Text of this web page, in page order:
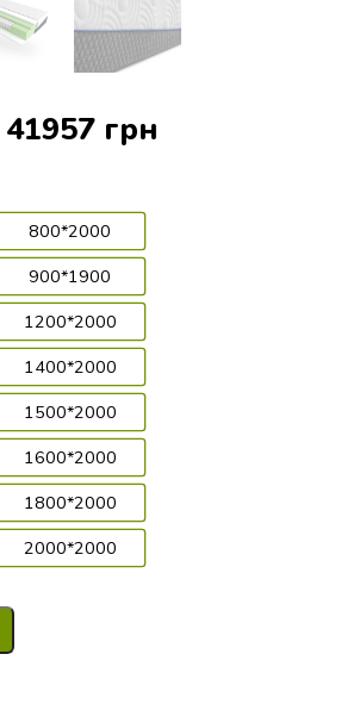
41957 грн
2000*2000
800*2000
900*1900
1200*2000
1400*2000
1500*2000
1600*2000
1800*2000